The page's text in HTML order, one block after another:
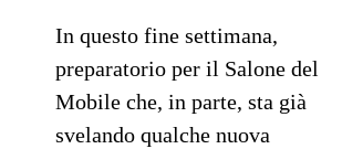
In questo fine settimana,
preparatorio per il Salone del
Mobile che, in parte, sta già
svelando qualche nuova